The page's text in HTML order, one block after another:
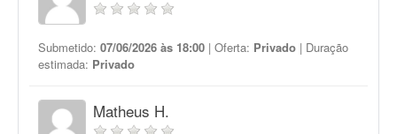
Submetido: 07/06/2026 às 18:00 | Oferta: Privado | Duração
estimada: Privado
Matheus H.